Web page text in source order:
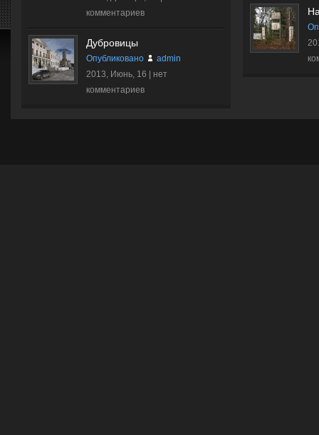
комментариев
Дубровицы
Опубликовано
admin
2013, Июнь, 16 | нет
комментариев